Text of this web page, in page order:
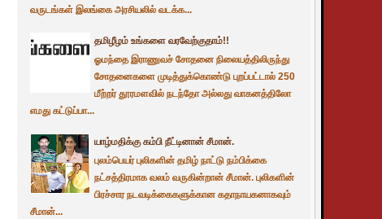
வருடங்கள் இலங்கை அரசியலில் வடக்க...
தமிழீழம் உங்களை வரவேற்குதாம்!!
ஓமந்தை இராணுவச் சோதனை நிலையத்திலிருந்து
சோதனைகளை முடித்துக்கொண்டு புறப்பட்டால் 250
மீற்றர் தூரமளவில் நடந்தோ அல்லது வாகனத்திலோ
எமது கட்டுப்பா...
யாழ்மதிக்கு கம்பி நீட்டினான் சீமான்.
புலம்பெயர் புலிகளின் தமிழ் நாட்டு நம்பிக்கை
நட்சத்திரமாக வலம் வருகின்றான் சீமான். புலிகளின்
பிரச்சார நடவடிக்கைகளுக்கான கதாநாயகனாகவும்
சீமான்...